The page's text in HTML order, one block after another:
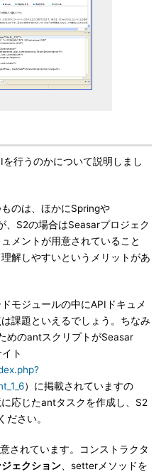
行うのかについて説明しまし
のは、ほかにSpringや
、S2の場合はSeasarプロジェク
メントが用意されていること
解しやすいというメリットがあ
モジュールの中にAPIドキュメ
課題といえるでしょう。ちなみ
めのantスクリプトがSeasar
ト
）に掲載されていますの
応じたantタスクを作成し、S2
ださい。
されています。コンストラクタ
ェクション 、setterメソッドを